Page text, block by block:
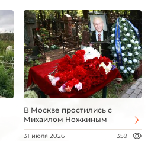
В Москве простились с
Михаилом Ножкиным
31 июля 2026 359